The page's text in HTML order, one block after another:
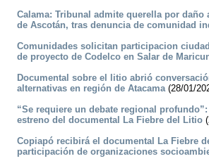
Calama: Tribunal admite querella por daño
de Ascotán, tras denuncia de comunidad
Comunidades solicitan participacion
de proyecto de Codelco en Salar de
Documental sobre el litio abrió
alternativas en región de Atacama(28/01/
“Se requiere un debate regional
estreno del documental La Fiebre del Litio
Copiapó recibirá el documental La Fiebre
participación de organizaciones